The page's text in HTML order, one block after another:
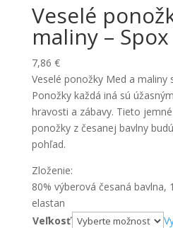
Veselé
maliny – Spox
7,86 €
Veselé ponožky Med a maliny
Ponožky každá iná sú
hravosti a zábavy. Tieto
ponožky z česanej bavlny
pohľad.
Zloženie:
80% výberová česaná bavlna,
elastan
Veľkosť